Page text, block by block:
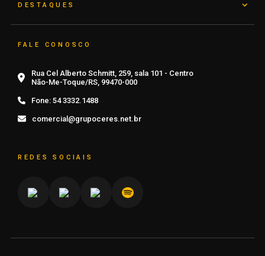
DESTAQUES
FALE CONOSCO
Rua Cel Alberto Schmitt, 259, sala 101 - Centro
Não-Me-Toque/RS, 99470-000
Fone: 54 3332.1488
comercial@grupoceres.net.br
REDES SOCIAIS